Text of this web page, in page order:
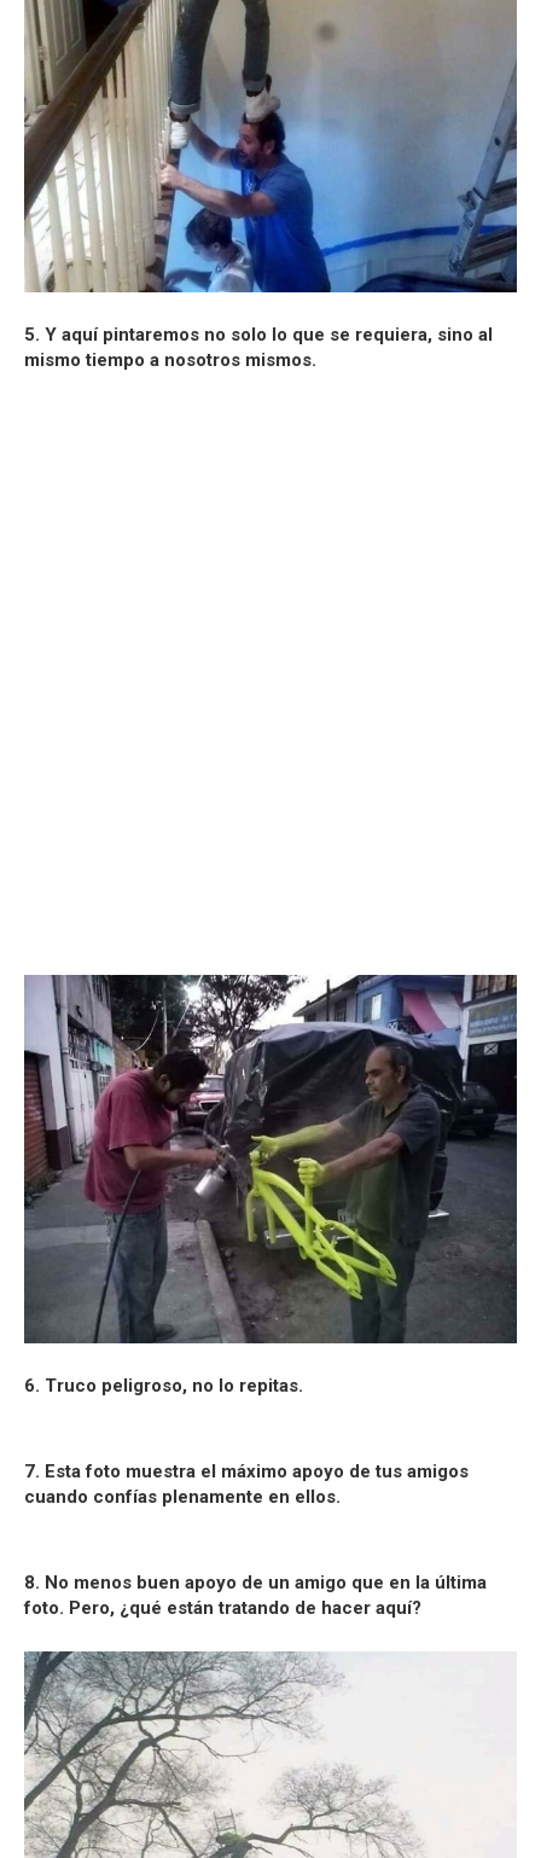
5. Y aquí pintaremos no solo lo que se requiera, sino al
mismo tiempo a nosotros mismos.
6. Truco peligroso, no lo repitas.
7. Esta foto muestra el máximo apoyo de tus amigos
cuando confías plenamente en ellos.
8. No menos buen apoyo de un amigo que en la última
foto. Pero, ¿qué están tratando de hacer aquí?